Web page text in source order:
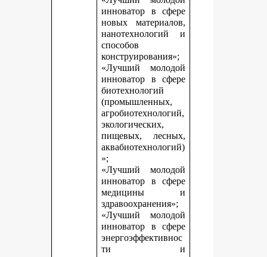
инноватор в сфере
новых материалов,
нанотехнологий и
способов
конструирования»;
«Лучший молодой
инноватор в сфере
биотехнологий
(промышленных,
агробиотехнологий,
экологических,
пищевых, лесных,
аквабиотехнологий)
»;
«Лучший молодой
инноватор в сфере
медицины и
здравоохранения»;
«Лучший молодой
инноватор в сфере
энергоэффективнос
ти и